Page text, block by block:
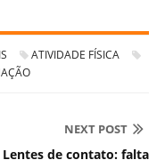
ATIVIDADE FÍSICA
NEXT POST
Lentes de contato: falta